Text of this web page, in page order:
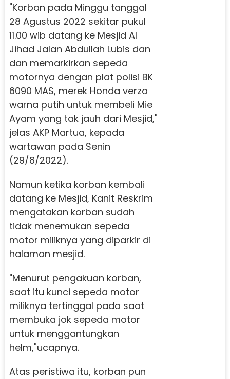
"Korban pada Minggu tanggal
28 Agustus 2022 sekitar pukul
11.00 wib datang ke Mesjid Al
Jihad Jalan Abdullah Lubis dan
dan memarkirkan sepeda
motornya dengan plat polisi BK
6090 MAS, merek Honda verza
warna putih untuk membeli Mie
Ayam yang tak jauh dari Mesjid,"
jelas AKP Martua, kepada
wartawan pada Senin
(29/8/2022).
Namun ketika korban kembali
datang ke Mesjid, Kanit Reskrim
mengatakan korban sudah
tidak menemukan sepeda
motor miliknya yang diparkir di
halaman mesjid.
"Menurut pengakuan korban,
saat itu kunci sepeda motor
miliknya tertinggal pada saat
membuka jok sepeda motor
untuk menggantungkan
helm,"ucapnya.
Atas peristiwa itu, korban pun